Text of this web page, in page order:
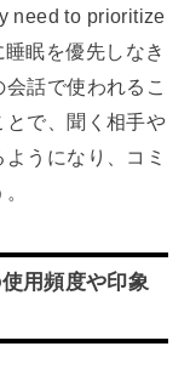
need to prioritize
眠を優先しなき
話で使われるこ
とで、聞く相手や
うになり、コミ
用頻度や印象